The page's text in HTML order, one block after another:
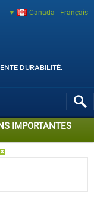
Canada - Français
DURABILITÉ.
IMPORTANTES